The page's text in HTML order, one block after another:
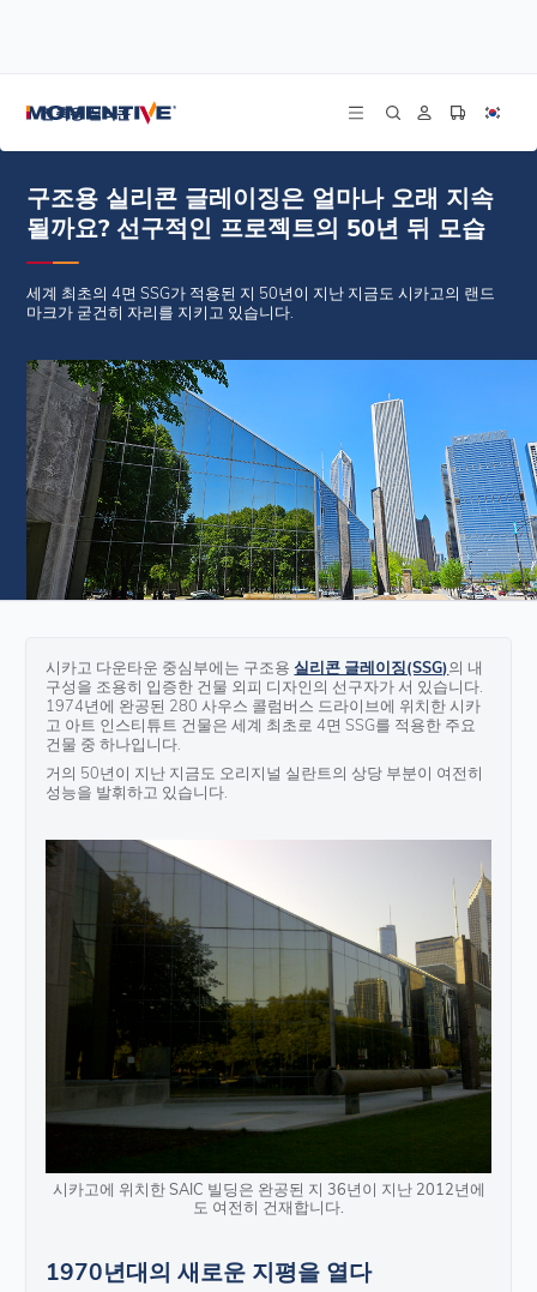
건축용 실리콘
구조용 실리콘 글레이징은 얼마나 오래 지속될까요? 선구적인 프로젝트의 50년 뒤
모습
구조용 실리콘 글레이징은 얼마나 오래 지속
될까요? 선구적인 프로젝트의 50년 뒤 모습
세계 최초의 4면 SSG가 적용된 지 50년이 지난 지금도 시카고의 랜드
마크가 굳건히 자리를 지키고 있습니다.
시카고 다운타운 중심부에는 구조용실리콘 글레이징(SSG)의 내
구성을 조용히 입증한 건물 외피 디자인의 선구자가 서 있습니다.
1974년에 완공된 280 사우스 콜럼버스 드라이브에 위치한 시카
고 아트 인스티튜트 건물은 세계 최초로 4면 SSG를 적용한 주요
건물 중 하나입니다.
거의 50년이 지난 지금도 오리지널 실란트의 상당 부분이 여전히
성능을 발휘하고 있습니다.
시카고에 위치한 SAIC 빌딩은 완공된 지 36년이 지난 2012년에
도 여전히 건재합니다.
1970년대의 새로운 지평을 열다